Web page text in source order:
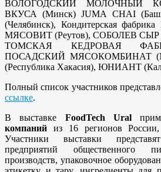
ВОЛОГОДСКИЙ МОЛОЧНЫЙ
ВКУСА (Минск) JUMA CHAI
(Челябинск), Кондитерская
МЯСОВИТ (Реутов), СОБОЛЕВ СЫР
ТОМСКАЯ КЕДРОВАЯ
ПОСАДСКИЙ МЯСОКОМБИНАТ
(Республика Хакасия), ЮНИАНТ
Полный список участников
ссылке.
В выставке FoodTech Ural
компаний из 16 регионов
Участники выставки
предприятий общественного
производств, упаковочное